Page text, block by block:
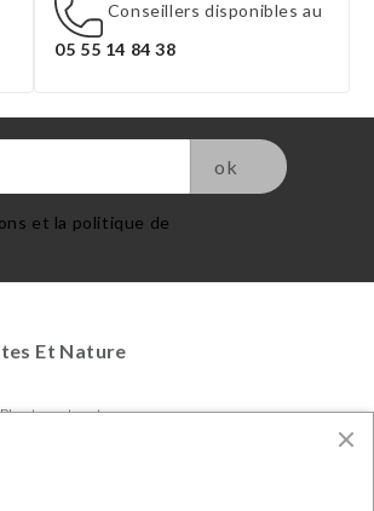
Conseillers disponibles au
05 55 14 84 38
et la politique de
Et Nature
Plantes et nature